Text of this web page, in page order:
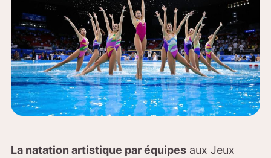
La natation artistique par équipes aux Jeux